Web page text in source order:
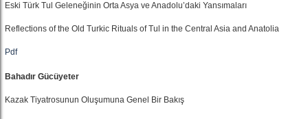
Eski Türk Tul Geleneğinin Orta Asya ve Anadolu’daki Yansımaları
Reflections of the Old Turkic Rituals of Tul in the Central Asia and Anatolia
Pdf
Bahadır Gücüyeter
Kazak Tiyatrosunun Oluşumuna Genel Bir Bakış